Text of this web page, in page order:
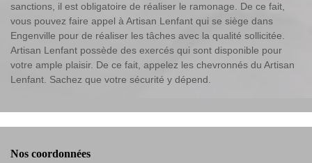
sanctions, il est obligatoire de réaliser le ramonage. De ce fait,
vous pouvez faire appel à Artisan Lenfant qui se siège dans
Engenville pour de réaliser les tâches avec la qualité sollicitée.
Artisan Lenfant possède des exercés qui sont disponible pour
votre ample plaisir. De ce fait, appelez les chevronnés du Artisan
Lenfant. Sachez que votre sécurité y dépend.
Nos coordonnées